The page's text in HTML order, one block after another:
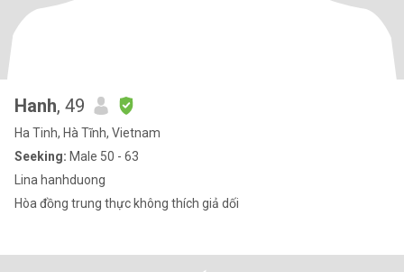
Hanh, 49
Ha Tinh, Hà Tĩnh, Vietnam
Seeking: Male 50 - 63
Lina hanhduong
Hòa đồng trung thực không thích giả dối